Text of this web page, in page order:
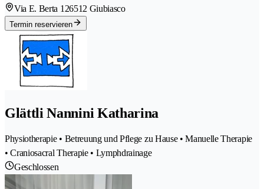
Via E. Berta 126512 Giubiasco
Termin reservieren
Glättli Nannini Katharina
Physiotherapie • Betreuung und Pflege zu Hause • Manuelle Therapie
• Craniosacral Therapie • Lymphdrainage
Geschlossen